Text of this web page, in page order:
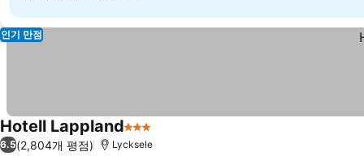
인기 만점
Hotell Lappland3 성급
6.5(2,804개 평점) Lycksele